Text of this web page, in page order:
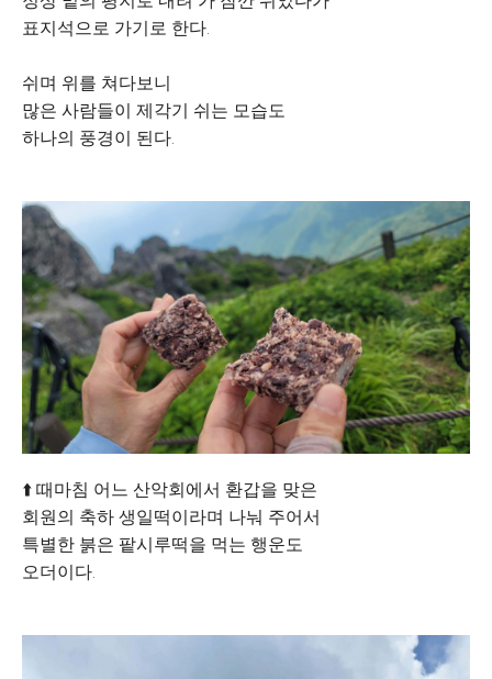
표지석으로 가기로 한다.
쉬며 위를 쳐다보니
많은 사람들이 제각기 쉬는 모습도
하나의 풍경이 된다.
⬆️ 때마침 어느 산악회에서 환갑을 맞은
회원의 축하 생일떡이라며 나눠 주어서
특별한 붉은 팥시루떡을 먹는 행운도
오더이다.